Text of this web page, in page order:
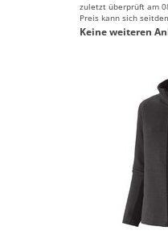
zuletzt überprüft am
Preis kann sich
Keine weiteren